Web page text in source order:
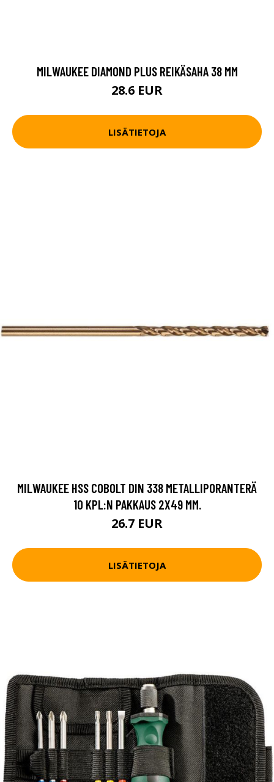
MILWAUKEE DIAMOND PLUS REIKÄSAHA 38 MM
28.6 EUR
LISÄTIETOJA
MILWAUKEE HSS COBOLT DIN 338 METALLIPORANTERÄ
10 KPL:N PAKKAUS 2X49 MM.
26.7 EUR
LISÄTIETOJA